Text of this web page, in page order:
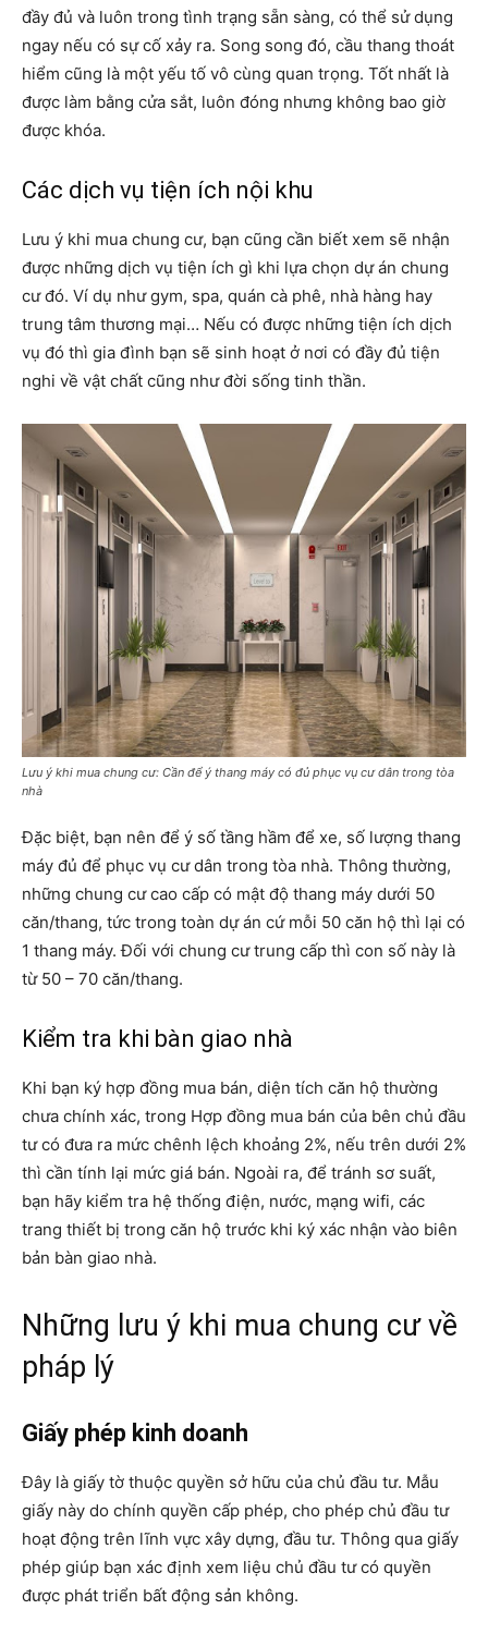
đầy đủ và luôn trong tình trạng sẵn sàng, có thể sử dụng
ngay nếu có sự cố xảy ra. Song song đó, cầu thang thoát
hiểm cũng là một yếu tố vô cùng quan trọng. Tốt nhất là
được làm bằng cửa sắt, luôn đóng nhưng không bao giờ
được khóa.
Các dịch vụ tiện ích nội khu
Lưu ý khi mua chung cư, bạn cũng cần biết xem sẽ nhận
được những dịch vụ tiện ích gì khi lựa chọn dự án chung
cư đó. Ví dụ như gym, spa, quán cà phê, nhà hàng hay
trung tâm thương mại… Nếu có được những tiện ích dịch
vụ đó thì gia đình bạn sẽ sinh hoạt ở nơi có đầy đủ tiện
nghi về vật chất cũng như đời sống tinh thần.
Lưu ý khi mua chung cư: Cần để ý thang máy có đủ phục vụ cư dân trong tòa
nhà
Đặc biệt, bạn nên để ý số tầng hầm để xe, số lượng thang
máy đủ để phục vụ cư dân trong tòa nhà. Thông thường,
những chung cư cao cấp có mật độ thang máy dưới 50
căn/thang, tức trong toàn dự án cứ mỗi 50 căn hộ thì lại có
1 thang máy. Đối với chung cư trung cấp thì con số này là
từ 50 – 70 căn/thang.
Kiểm tra khi bàn giao nhà
Khi bạn ký hợp đồng mua bán, diện tích căn hộ thường
chưa chính xác, trong Hợp đồng mua bán của bên chủ đầu
tư có đưa ra mức chênh lệch khoảng 2%, nếu trên dưới 2%
thì cần tính lại mức giá bán. Ngoài ra, để tránh sơ suất,
bạn hãy kiểm tra hệ thống điện, nước, mạng wifi, các
trang thiết bị trong căn hộ trước khi ký xác nhận vào biên
bản bàn giao nhà.
Những lưu ý khi mua chung cư về
pháp lý
Giấy phép kinh doanh
Đây là giấy tờ thuộc quyền sở hữu của chủ đầu tư. Mẫu
giấy này do chính quyền cấp phép, cho phép chủ đầu tư
hoạt động trên lĩnh vực xây dựng, đầu tư. Thông qua giấy
phép giúp bạn xác định xem liệu chủ đầu tư có quyền
được phát triển bất động sản không.